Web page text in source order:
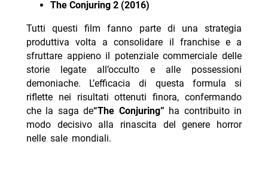
The Conjuring 2 (2016)
Tutti questi film fanno parte di una strategia
produttiva volta a consolidare il franchise e a
sfruttare appieno il potenziale commerciale delle
storie legate all’occulto e alle possessioni
demoniache. L’efficacia di questa formula si
riflette nei risultati ottenuti finora, confermando
che la saga de“The Conjuring” ha contribuito in
modo decisivo alla rinascita del genere horror
nelle sale mondiali.